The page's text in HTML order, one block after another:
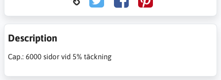
Description
Cap.: 6000 sidor vid 5% täckning